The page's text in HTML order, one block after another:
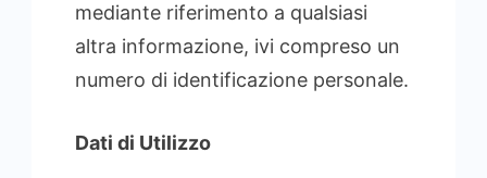
mediante riferimento a qualsiasi
altra informazione, ivi compreso un
numero di identificazione personale.
Dati di Utilizzo